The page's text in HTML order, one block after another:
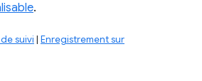
.
suivi | Enregistrement sur